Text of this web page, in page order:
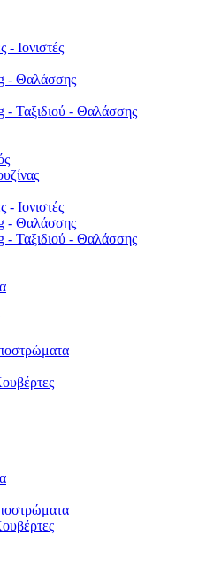
- Ιονιστές
- Θαλάσσης
- Ταξιδιού - Θαλάσσης
- Ιονιστές
- Θαλάσσης
- Ταξιδιού - Θαλάσσης